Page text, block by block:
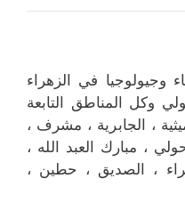
وجيولوجيا في الزهراء
وكل المناطق التابعة
، الجابرية ، مشرف ،
، مبارك العبد الله ،
، الصديق ، حطين ،